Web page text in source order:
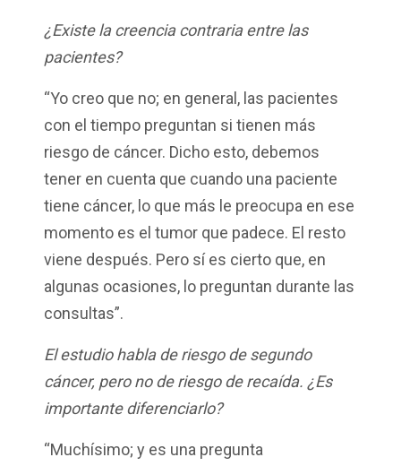
¿Existe la creencia contraria entre las
pacientes?
“Yo creo que no; en general, las pacientes
con el tiempo preguntan si tienen más
riesgo de cáncer. Dicho esto, debemos
tener en cuenta que cuando una paciente
tiene cáncer, lo que más le preocupa en ese
momento es el tumor que padece. El resto
viene después. Pero sí es cierto que, en
algunas ocasiones, lo preguntan durante las
consultas”.
El estudio habla de riesgo de segundo
cáncer, pero no de riesgo de recaída. ¿Es
importante diferenciarlo?
“Muchísimo; y es una pregunta